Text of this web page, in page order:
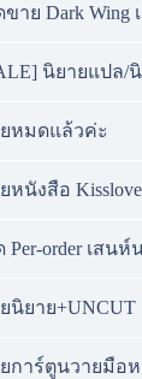
ขาย Dark Wing
นิยายแปล/
หมดแล้วค่ะ
หนังสือ
Per-order เสน
นิยาย
การ์ตูนวายมือห